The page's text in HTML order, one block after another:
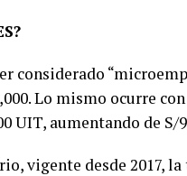
considerado
Lo mismo ocurre
aumentando de S/
vigente desde 2017,